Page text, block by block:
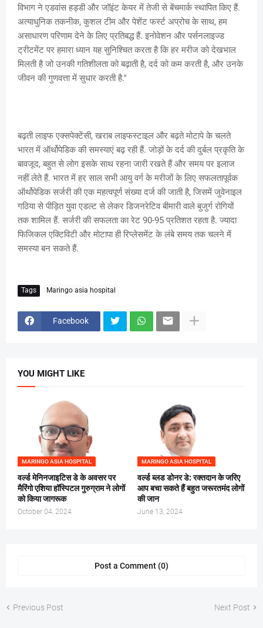
विभाग ने एडवांस हड्डी और जॉइंट केयर में तेजी से बेंचमार्क स्थापित किए हैं.
अत्याधुनिक तकनीक, कुशल टीम और पेशेंट फर्स्ट अप्रोच के साथ, हम
असाधारण परिणाम देने के लिए प्रतिबद्ध हैं. इनोवेशन और पर्सनलाइज्ड
ट्रीटमेंट पर हमारा ध्यान यह सुनिश्चित करता है कि हर मरीज को देखभाल
मिलती है जो उनकी गतिशीलता को बढ़ाती है, दर्द को कम करती है, और उनके
जीवन की गुणवत्ता में सुधार करती है.''
बढ़ती लाइफ एक्सपेक्टेंसी, खराब लाइफस्टाइल और बढ़ते मोटापे के चलते
भारत में ऑर्थोपेडिक की समस्याएं बढ़ रही हैं. जोड़ों के दर्द की दुर्बल प्रकृति के
बावजूद, बहुत से लोग इसके साथ रहना जारी रखते हैं और समय पर इलाज
नहीं लेते हैं. भारत में हर साल सभी आयु वर्ग के मरीजों के लिए सफलतापूर्वक
ऑर्थोपेडिक सर्जरी की एक महत्वपूर्ण संख्या दर्ज की जाती है, जिसमें जुवेनाइल
गठिया से पीड़ित युवा एडल्ट से लेकर डिजनरेटिव बीमारी वाले बुजुर्ग रोगियों
तक शामिल हैं. सर्जरी की सफलता का रेट 90-95 प्रतिशत रहता है. ज्यादा
फिजिकल एक्टिविटी और मोटापा ही रिप्लेसमेंट के लंबे समय तक चलने में
समस्या बन सकते हैं.
Tags Maringo asia hospital
Facebook
YOU MIGHT LIKE
MARINGO ASIA HOSPITAL
वर्ल्ड मेनिनजाइटिस डे के अवसर पर
मैरिंगो एशिया हॉस्पिटल गुरुग्राम ने लोगों
को किया जागरूक
October 04, 2024
MARINGO ASIA HOSPITAL
वर्ल्ड ब्लड डोनर डे: रक्तदान के जरिए
आप बचा सकते हैं बहुत जरूरतमंद लोगों
की जान
June 13, 2024
Post a Comment (0)
Previous Post Next Post